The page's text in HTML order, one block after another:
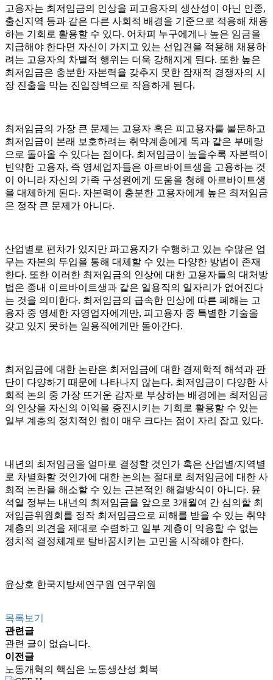
고용자는 최저임금의 인상을 피고용자의 생산성이 아닌 인종,
출신지역 등과 같은 다른 사회적 배경을 기준으로 적용해 채용
하는 기회로 활용할 수 있다. 어차피 누구에게나 높은 임금을
지급해야 한다면 자신이 가지고 있는 선입견을 적용해 채용하
려는 고용자의 차별적 행위는 더욱 강해지게 된다. 또한 높은
최저임금은 충분한 자본력을 갖추지 못한 잠재적 경쟁자의 시
장 진출을 막는 진입장벽으로 작용하게 된다.
최저임금의 가장 큰 문제는 고용자 혹은 피고용자를 불문하고
최저임금이 본래 보호하려는 취약계층에게 독과 같은 부메랑
으로 돌아올 수 있다는 점이다. 최저임금이 높을수록 자본력이
빈약한 고용자, 즉 영세업자들은 아르바이트생을 고용하는 것
이 아니라 자신의 가족 구성원에게 도움을 청해 아르바이트생
을 대체하게 된다. 자본력이 충분한 고용자에게 높은 최저임금
은 정작 큰 문제가 아니다.
산업별로 편차가 있지만 파고용자가 수행하고 있는 수많은 업
무는 자본의 투입을 통해 대체할 수 있는 다양한 방법이 존재
한다. 또한 이러한 최저임금의 인상에 대한 고용자들의 대처방
법은 종내 이르바이트생과 같은 일용직의 일자리가 없어진다
는 것을 의미한다. 최저임금의 급속한 인상에 따른 폐해는 고
용자 중 영세한 자영업자에게만, 피고용자 중 특별한 기술을
갖고 있지 못하는 일용직에게만 돌아간다.
최저임금에 대한 논란은 최저임금에 대한 경제학적 해석과 판
단이 다양하기 때문에 나타나지 않는다. 최저임금이 다양한 사
회적 논의 중 가장 뜨거운 감자로 부상하는 배경에는 최저임금
의 인상을 자신의 이익을 증진시키는 기회로 활용할 수 있는
일부 계층의 정치적인 힘이 매우 크다는 점이 자리 잡고 있다.
내년의 최저임금을 얼마로 결정할 것인가 혹은 산업별/지역별
로 차별화할 것인가에 대한 논의는 절대로 최저임금에 대한 사
회적 논란을 해소할 수 있는 근본적인 해결방식이 아니다. 윤
석열 정부는 내년의 최저임금을 앞으로 3개월여 간 심의할 최
저임금위원회를 정작 최저임금으로 피해를 받을 수 있는 취약
계층의 의견을 제대로 수렴하고 일부 계층이 악용할 수 없는
정치적 결정체계로 탈바꿈시키는 고민을 시작해야 한다.
윤상호 한국지방세연구원 연구위원
목록보기
관련글
관련 글이 없습니다.
이전글
노동개혁의 핵심은 노동생산성 회복